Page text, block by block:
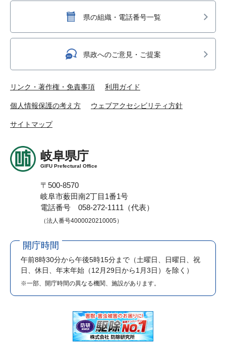
県の組織・電話番号一覧
県政へのご意見・ご提案
リンク・著作権・免責事項 利用ガイド
個人情報保護の考え方 ウェブアクセシビリティ方針
サイトマップ
岐阜県庁
GIFU Prefectural Office
〒500-8570
岐阜市薮田南2丁目1番1号
電話番号 058-272-1111（代表）
（法人番号4000020210005）
開庁時間
午前8時30分から午後5時15分まで （土曜日、日曜日、祝
日、休日、年末年始（12月29日から1月3日）を除く）
※一部、開庁時間の異なる機関、施設があります。